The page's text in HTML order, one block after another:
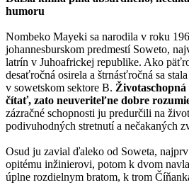
humoru
Nombeko Mayeki sa narodila v roku
johannesburskom predmestí Soweto,
latrín v Juhoafrickej republike. Ako
desaťročná osirela a štrnásťročná sa
v sowetskom sektore B.
čítať, zato neuveriteľne dobre
zázračné schopnosti ju predurčili na
podivuhodných stretnutí a nečakaných
Osud ju zavial ďaleko od Soweta,
opitému inžinierovi, potom k dvom
úplne rozdielnym bratom, k trom